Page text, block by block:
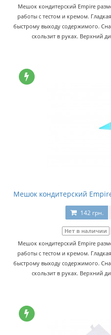
Мешок кондитерский Empire
работы с тестом и кремом.
быстрому выходу содержимого.
скользит в руках. Верхний
Мешок кондитерский
142 грн.
Нет в наличии
Мешок кондитерский Empire
работы с тестом и кремом.
быстрому выходу содержимого.
скользит в руках. Верхний